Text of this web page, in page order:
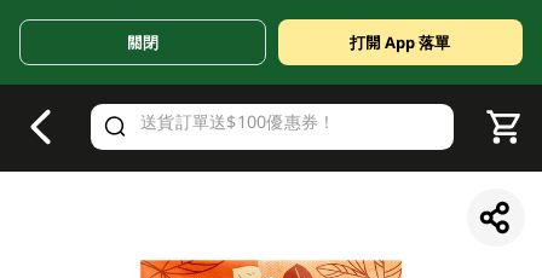
Valid Until 30 June 2026
關閉 打開 App 落單